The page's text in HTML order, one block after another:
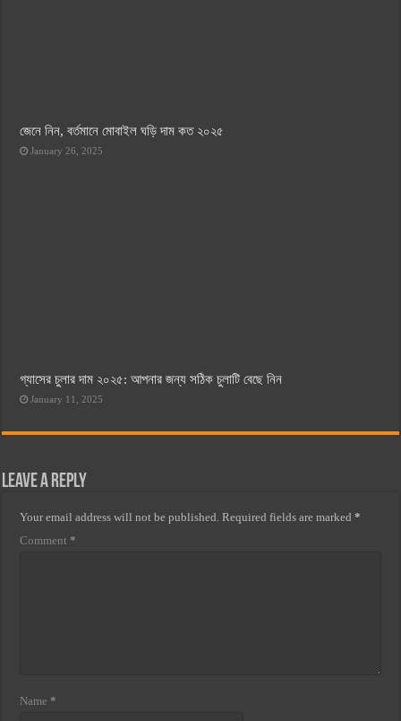
জেনে নিন, বর্তমানে মোবাইল ঘড়ি দাম কত ২০২৫
January 26, 2025
গ্যাসের চুলার দাম ২০২৫: আপনার জন্য সঠিক চুলাটি বেছে নিন
January 11, 2025
Leave a Reply
Your email address will not be published. Required fields are marked*
Comment *
Name *